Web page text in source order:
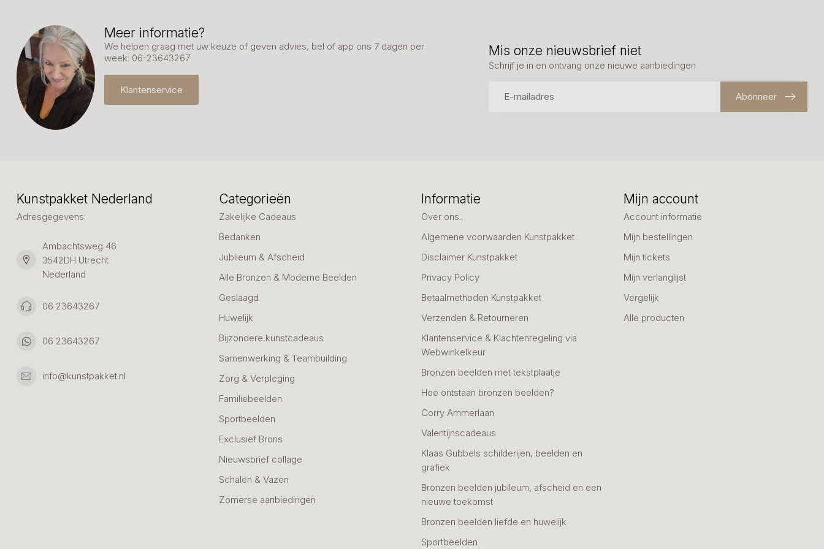
Meer informatie?
We helpen graag met uw keuze of geven advies, bel of app ons 7 dagen per
week: 06-23643267
Klantenservice
Mis onze nieuwsbrief niet
Schrijf je in en ontvang onze nieuwe aanbiedingen
Abonneer
Kunstpakket Nederland
Adresgegevens:
Ambachtsweg 46
3542DH Utrecht
Nederland
06 23643267
06 23643267
info@kunstpakket.nl
Categorieën
Zakelijke Cadeaus
Bedanken
Jubileum & Afscheid
Alle Bronzen & Moderne Beelden
Geslaagd
Huwelijk
Bijzondere kunstcadeaus
Samenwerking & Teambuilding
Zorg & Verpleging
Familiebeelden
Sportbeelden
Exclusief Brons
Nieuwsbrief collage
Schalen & Vazen
Zomerse aanbiedingen
Informatie
Over ons..
Algemene voorwaarden Kunstpakket
Disclaimer Kunstpakket
Privacy Policy
Betaalmethoden Kunstpakket
Verzenden & Retourneren
Klantenservice & Klachtenregeling via
Webwinkelkeur
Bronzen beelden met tekstplaatje
Hoe ontstaan bronzen beelden?
Corry Ammerlaan
Valentijnscadeaus
Klaas Gubbels schilderijen, beelden en
grafiek
Bronzen beelden jubileum, afscheid en een
nieuwe toekomst
Bronzen beelden liefde en huwelijk
Sportbeelden
Mijn account
Account informatie
Mijn bestellingen
Mijn tickets
Mijn verlanglijst
Vergelijk
Alle producten